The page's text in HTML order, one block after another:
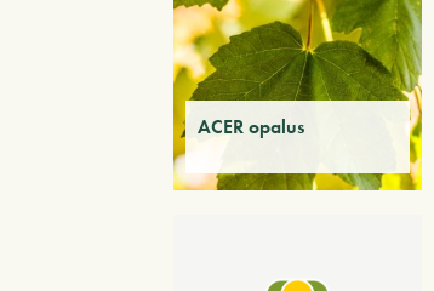
ACER opalus